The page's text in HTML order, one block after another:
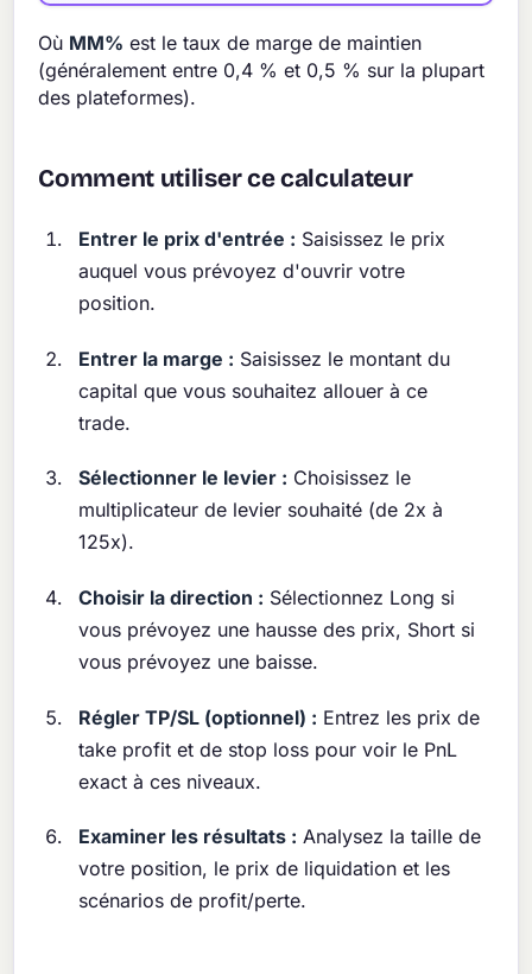
Où MM% est le taux de marge de maintien
(généralement entre 0,4 % et 0,5 % sur la plupart
des plateformes).
Comment utiliser ce calculateur
Entrer le prix d'entrée : Saisissez le prix
auquel vous prévoyez d'ouvrir votre
position.
Entrer la marge : Saisissez le montant du
capital que vous souhaitez allouer à ce
trade.
Sélectionner le levier : Choisissez le
multiplicateur de levier souhaité (de 2x à
125x).
Choisir la direction : Sélectionnez Long si
vous prévoyez une hausse des prix, Short si
vous prévoyez une baisse.
Régler TP/SL (optionnel) : Entrez les prix de
take profit et de stop loss pour voir le PnL
exact à ces niveaux.
Examiner les résultats : Analysez la taille de
votre position, le prix de liquidation et les
scénarios de profit/perte.